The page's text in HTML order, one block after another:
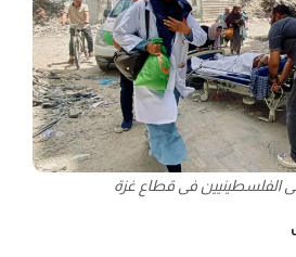
الفلسطينيين فى قطاع غزة